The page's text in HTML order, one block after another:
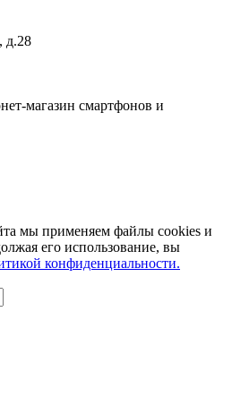
д.28
магазин смартфонов и
мы применяем файлы cookies и
его использование, вы
конфиденциальности.